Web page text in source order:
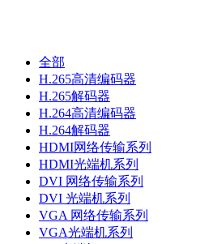
全部
H.265高清编码器
H.265解码器
H.264高清编码器
H.264解码器
HDMI网络传输系列
HDMI光端机系列
DVI 网络传输系列
DVI 光端机系列
VGA 网络传输系列
VGA光端机系列